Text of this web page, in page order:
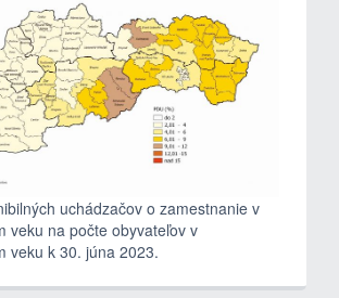
uchádzačov o zamestnanie v
veku na počte obyvateľov v
veku k 30. júna 2023.